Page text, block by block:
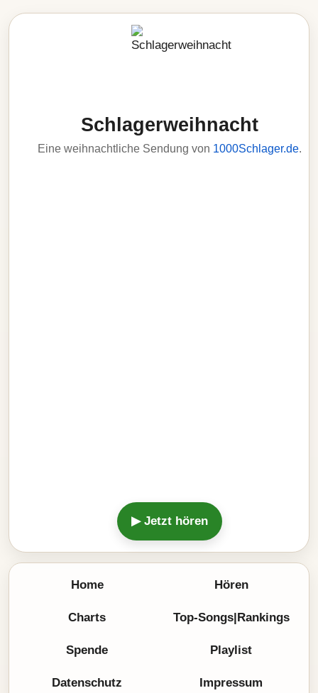
Schlagerweihnacht
Eine weihnachtliche Sendung von 1000Schlager.de.
▶ Jetzt hören
Home Hören
Charts Top-Songs|Rankings
Spende Playlist
Datenschutz Impressum